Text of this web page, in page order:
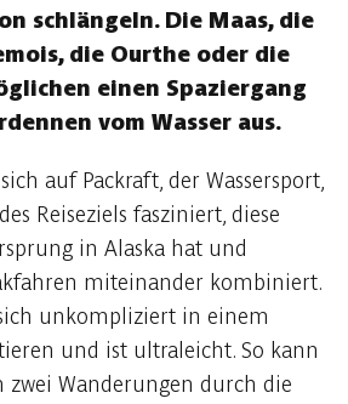
schlängeln. Die Maas, die
die Ourthe oder die
einen Spaziergang
vom Wasser aus.
auf Packraft, der Wassersport,
Reiseziels fasziniert, diese
in Alaska hat und
miteinander kombiniert.
unkompliziert in einem
und ist ultraleicht. So kann
zwei Wanderungen durch die